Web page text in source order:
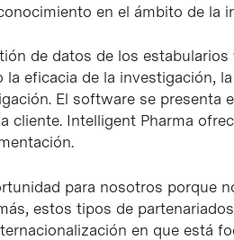
en el ámbito de la
de datos de los
eficacia de la investigación,
El software se presenta
cliente. Intelligent Pharma
para nosotros porque
estos tipos de
en que está